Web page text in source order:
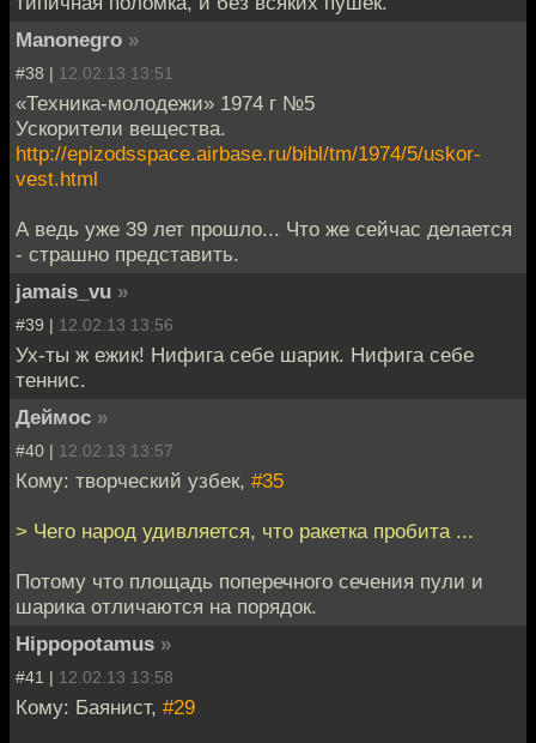
Manonegro »
#38 | 12.02.13 13:51
«Техника-молодежи» 1974 г №5
Ускорители вещества.
http://epizodsspace.airbase.ru/bibl/tm/1974/5/uskor-
vest.html
А ведь уже 39 лет прошло... Что же сейчас делается
- страшно представить.
jamais_vu »
#39 | 12.02.13 13:56
Ух-ты ж ежик! Нифига себе шарик. Нифига себе
теннис.
Деймос »
#40 | 12.02.13 13:57
Кому: творческий узбек, #35
> Чего народ удивляется, что ракетка пробита ...
Потому что площадь поперечного сечения пули и
шарика отличаются на порядок.
Hippopotamus »
#41 | 12.02.13 13:58
Кому: Баянист, #29